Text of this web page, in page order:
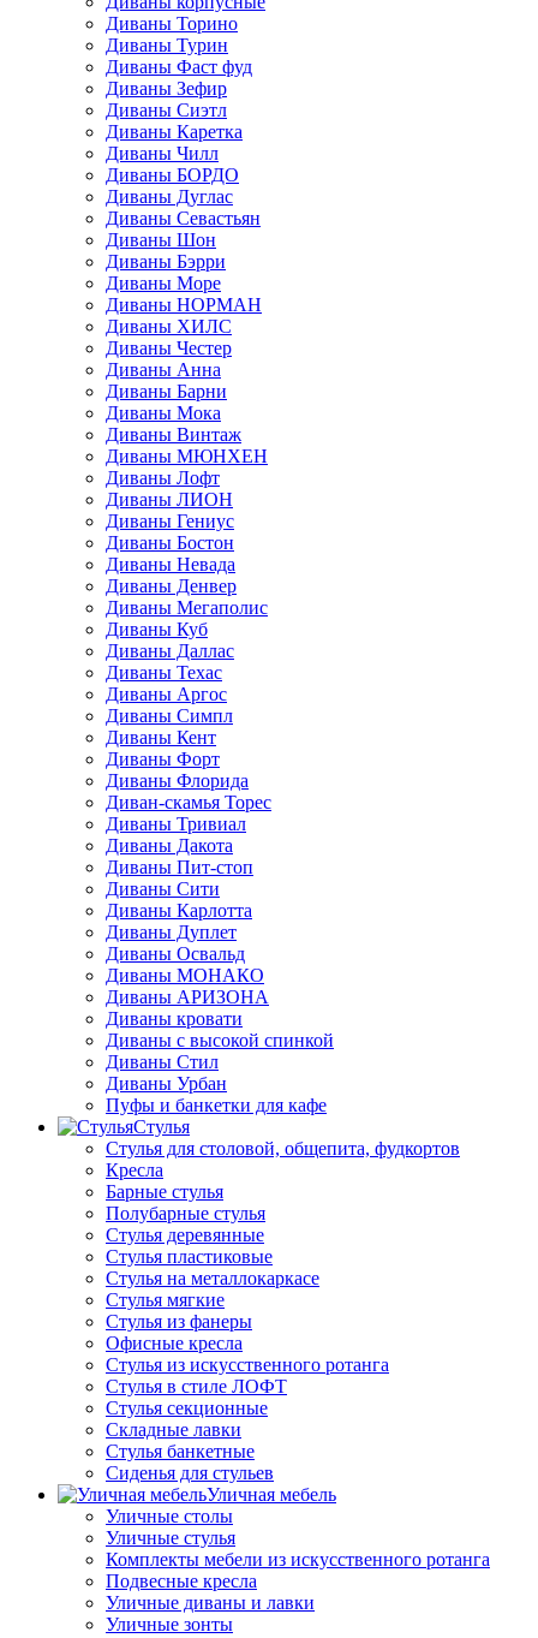
Диваны Торино
Диваны Турин
Диваны Фаст фуд
Диваны Зефир
Диваны Сиэтл
Диваны Каретка
Диваны Чилл
Диваны БОРДО
Диваны Дуглас
Диваны Севастьян
Диваны Шон
Диваны Бэрри
Диваны Море
Диваны НОРМАН
Диваны ХИЛС
Диваны Честер
Диваны Анна
Диваны Барни
Диваны Мока
Диваны Винтаж
Диваны МЮНХЕН
Диваны Лофт
Диваны ЛИОН
Диваны Гениус
Диваны Бостон
Диваны Невада
Диваны Денвер
Диваны Мегаполис
Диваны Куб
Диваны Даллас
Диваны Техас
Диваны Аргос
Диваны Симпл
Диваны Кент
Диваны Форт
Диваны Флорида
Диван-скамья Торес
Диваны Тривиал
Диваны Дакота
Диваны Пит-стоп
Диваны Сити
Диваны Карлотта
Диваны Дуплет
Диваны Освальд
Диваны МОНАКО
Диваны АРИЗОНА
Диваны кровати
Диваны с высокой спинкой
Диваны Стил
Диваны Урбан
Пуфы и банкетки для кафе
Стулья
Стулья для столовой, общепита, фудкортов
Кресла
Барные стулья
Полубарные стулья
Стулья деревянные
Стулья пластиковые
Стулья на металлокаркасе
Стулья мягкие
Стулья из фанеры
Офисные кресла
Стулья из искусственного ротанга
Стулья в стиле ЛОФТ
Стулья секционные
Складные лавки
Стулья банкетные
Сиденья для стульев
Уличная мебель
Уличные столы
Уличные стулья
Комплекты мебели из искусственного ротанга
Подвесные кресла
Уличные диваны и лавки
Уличные зонты